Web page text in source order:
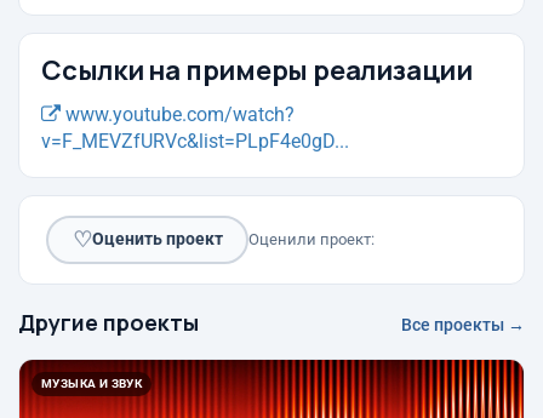
Ссылки на примеры реализации
www.youtube.com/watch?
v=F_MEVZfURVc&list=PLpF4e0gD...
♡Оценить проект Оценили проект:
Другие проекты Все проекты →
МУЗЫКА И ЗВУК